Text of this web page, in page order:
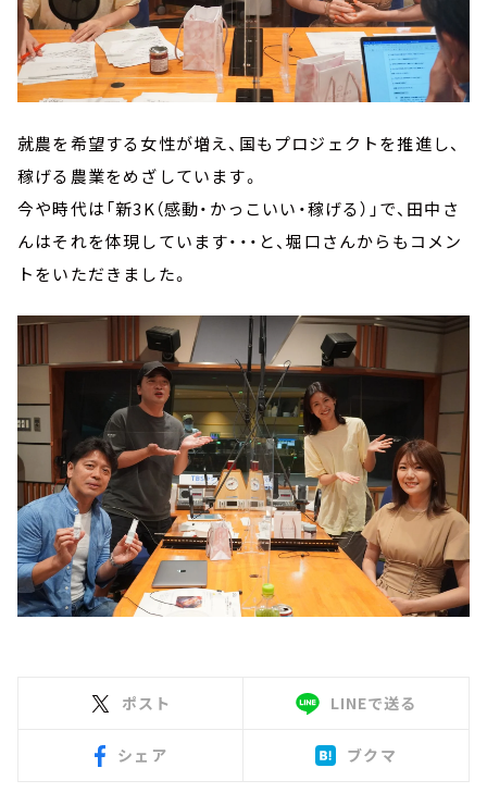
就農を希望する女性が増え、国もプロジェクトを推進し、
稼げる農業をめざしています。
今や時代は「新3K（感動・かっこいい・稼げる）」で、田中さ
んはそれを体現しています・・・と、堀口さんからもコメン
トをいただきました。
ポスト LINEで送る
シェア ブクマ